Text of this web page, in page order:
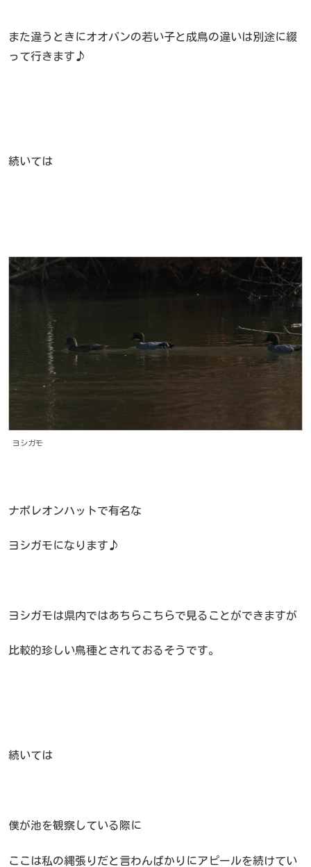
また違うときにオオバンの若い子と成鳥の違いは別途に綴
って行きます♪
続いては
ヨシガモ
ナポレオンハットで有名な
ヨシガモになります♪
ヨシガモは県内ではあちらこちらで見ることができますが
比較的珍しい鳥種とされておるそうです。
続いては
僕が池を観察している際に
ここは私の縄張りだと言わんばかりにアピールを続けてい